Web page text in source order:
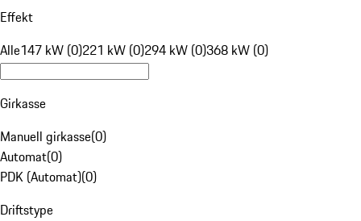
Effekt
Alle147 kW (0)221 kW (0)294 kW (0)368 kW (0)
Girkasse
Manuell girkasse(0)
Automat(0)
PDK (Automat)(0)
Driftstype